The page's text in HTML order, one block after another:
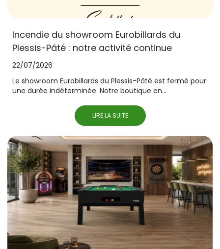
Incendie du showroom Eurobillards du
Plessis-Pâté : notre activité continue
22/07/2026
Le showroom Eurobillards du Plessis-Pâté est fermé pour
une durée indéterminée. Notre boutique en...
LIRE LA SUITE